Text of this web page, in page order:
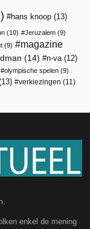
hans knoop (13)
(10) Jeruzalem (9)
(9)
magazine
(14) n-va (12)
olympische spelen (9)
verkiezingen (11)
enkel de mening